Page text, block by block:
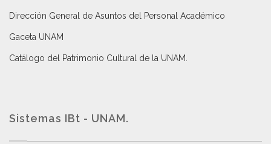
Dirección General de Asuntos del Personal Académico
Gaceta UNAM
Catálogo del Patrimonio Cultural de la UNAM.
Sistemas IBt - UNAM.